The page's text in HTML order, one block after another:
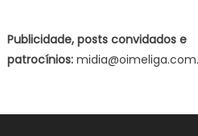
Publicidade, posts convidados e
patrocínios: